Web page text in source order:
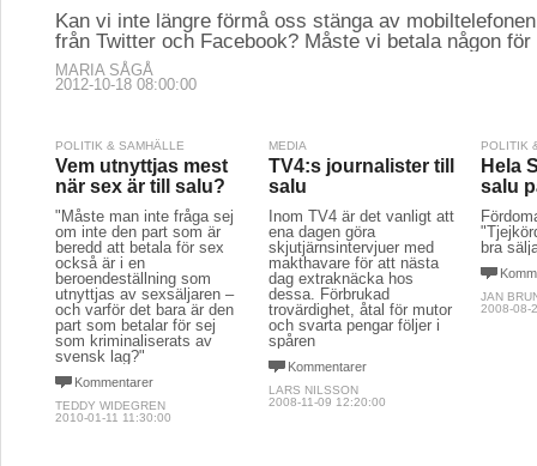
Kan vi inte längre förmå oss stänga av
från Twitter och Facebook? Måste vi betala någon
MARIA SÅGÅ
2012-10-18 08:00:00
POLITIK & SAMHÄLLE
Vem utnyttjas mest
när sex är till salu?
"Måste man inte fråga sej
om inte den part som är
beredd att betala för sex
också är i en
beroendeställning som
utnyttjas av sexsäljaren –
och varför det bara är den
part som betalar för sej
som kriminaliserats av
svensk lag?"
Kommentarer
TEDDY WIDEGREN
2010-01-11 11:30:00
MEDIA
TV4:s journalister till
salu
Inom TV4 är det vanligt att
ena dagen göra
skjutjärnsintervjuer med
makthavare för att nästa
dag extraknäcka hos
dessa. Förbrukad
trovärdighet, åtal för mutor
och svarta pengar följer i
spåren
Kommentarer
LARS NILSSON
2008-11-09 12:20:00
POLITIK
Hela
salu
bra
JAN
2008-08-